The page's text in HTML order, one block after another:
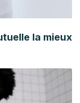
la mieux